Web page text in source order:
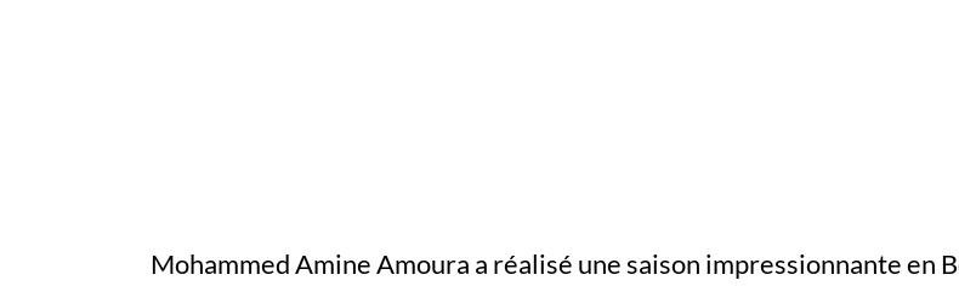
Mohammed Amine Amoura a réalisé une saison impressionnante en